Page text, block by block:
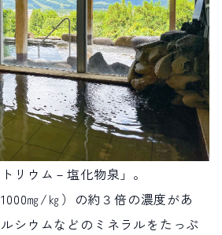
リウム－塩化物泉」。
㎎/㎏）の約３倍の濃度があ
シウムなどのミネラルをたっぷ